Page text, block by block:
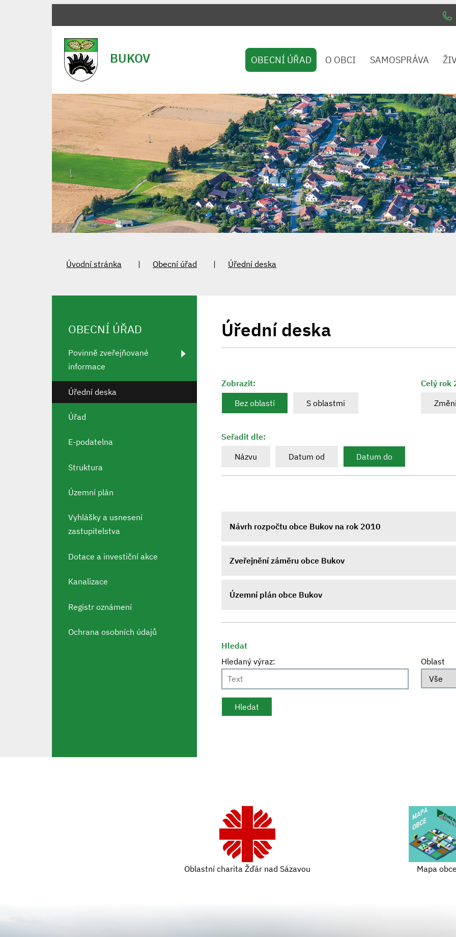
BUKOV OBECNÍ ÚŘAD O OBCI SAMOSPRÁVA
Úvodní stránka Obecní úřad Úřední deska
Úřední deska
Zobrazit:
Bez oblastí
S oblastmi
Celý rok
Seřadit dle:
Názvu
Datum od Datum do
Návrh rozpočtu obce Bukov na rok 2010
Zveřejnění záměru obce Bukov
Územní plán obce Bukov
Hledat
Hledaný výraz:
Oblast
OBECNÍ ÚŘAD
Povinně zveřejňované
informace
Úřední deska
Úřad
E-podatelna
Struktura
Územní plán
Vyhlášky a usnesení
zastupitelstva
Dotace a investiční akce
Kanalizace
Registr oznámení
Ochrana osobních údajů
Oblastní charita Žďár nad Sázavou Mapa